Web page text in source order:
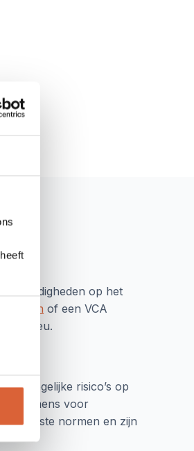
vaardigheden op het
examen of een VCA
Milieu.
mogelijke risico’s op
examens voor
hoogste normen en zijn